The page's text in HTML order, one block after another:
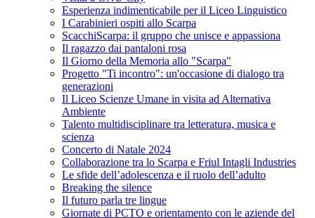
Esperienza indimenticabile per il Liceo Linguistico
I Carabinieri ospiti allo Scarpa
ScacchiScarpa: il gruppo che unisce e appassiona
Il ragazzo dai pantaloni rosa
Il Giorno della Memoria allo "Scarpa"
Progetto "Ti incontro": un'occasione di dialogo tra
generazioni
Il Liceo Scienze Umane in visita ad Alternativa
Ambiente
Talento multidisciplinare tra letteratura, musica e
scienza
Concerto di Natale 2024
Collaborazione tra lo Scarpa e Friul Intagli Industries
Le sfide dell’adolescenza e il ruolo dell’adulto
Breaking the silence
Il futuro parla tre lingue
Giornate di PCTO e orientamento con le aziende del